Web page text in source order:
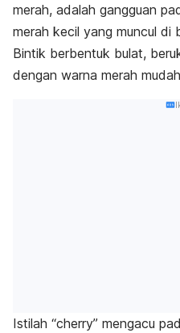
merah, adalah gangguan
merah kecil yang muncul di
Bintik berbentuk bulat,
dengan warna merah
Istilah “cherry” mengacu